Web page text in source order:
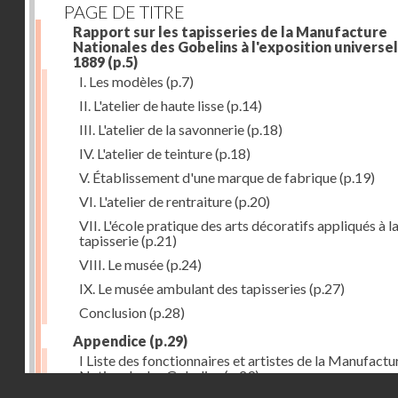
PAGE DE TITRE
Rapport sur les tapisseries de la Manufacture
Nationales des Gobelins à l'exposition
1889 (p.5)
I. Les modèles (p.7)
II. L'atelier de haute lisse(p.14)
III. L'atelier de la savonnerie(p.18)
IV. L'atelier de teinture(p.18)
V. Établissement d'une marque de fabrique(p.19)
VI. L'atelier de rentraiture(p.20)
VII. L'école pratique des arts décoratifs appliqués à la
tapisserie(p.21)
VIII. Le musée(p.24)
IX. Le musée ambulant des tapisseries (p.27)
Conclusion(p.28)
Appendice (p.29)
I Liste des fonctionnaires et artistes de la
Nationale des Gobelins(p.29)